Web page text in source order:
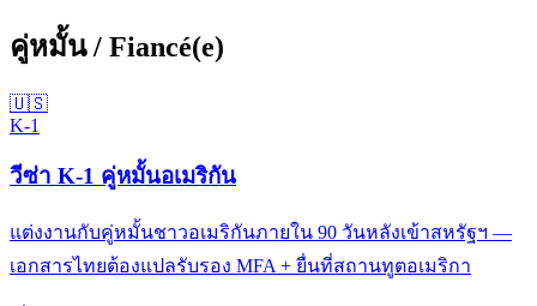
คู่หมั้น / Fiancé(e)
🇺🇸
K-1
วีซ่า K-1 คู่หมั้นอเมริกัน
แต่งงานกับคู่หมั้นชาวอเมริกันภายใน 90 วันหลังเข้าสหรัฐฯ —
เอกสารไทยต้องแปลรับรอง MFA + ยื่นที่สถานทูตอเมริกา